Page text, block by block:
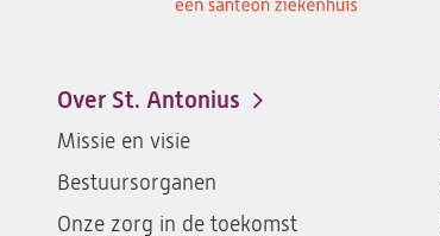
Footer-
menu
Over St. Antonius
Missie en visie
Bestuursorganen
Onze zorg in de toekomst